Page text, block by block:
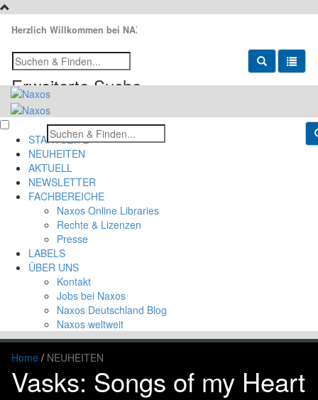
Herzlich Willkommen bei NAXOS
Erweiterte Suche
Alle
CDs
DVDs
Blu-rays
Digital
Vinyls
STARTSEITE
NEUHEITEN
AKTUELL
NEWSLETTER
FACHBEREICHE
Naxos Online Libraries
Rechte & Lizenzen
Presse
LABELS
ÜBER UNS
Kontakt
Jobs bei Naxos
Naxos Deutschland Blog
Naxos weltweit
Home / NEUHEITEN
Vasks: Songs of my Heart